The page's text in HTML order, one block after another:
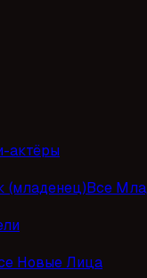
актёры
(младенец)Все
Новые Лица